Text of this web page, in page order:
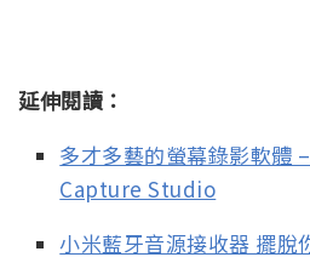
延伸閱讀：
多才多藝的螢幕錄影軟體
Capture Studio
小米藍牙音源接收器 擺脫